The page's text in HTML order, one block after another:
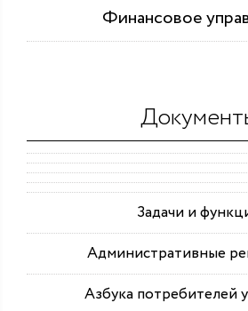
Финансовое
Задачи и
Административные
Азбука потребителей